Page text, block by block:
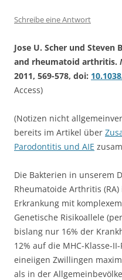
Schreibe eine Antwort
Jose U. Scher und
and rheumatoid arthritis.
2011, 569-578, doi:
Access)
(Notizen nicht
bereits im Artikel über
Parodontitis und AIE
Die Bakterien in unserem
Rheumatoide Arthritis
Erkrankung mit
Genetische Risikoallele
bislang nur 16% der
12% auf die MHC-Klasse-
eineiigen Zwillingen
als in der